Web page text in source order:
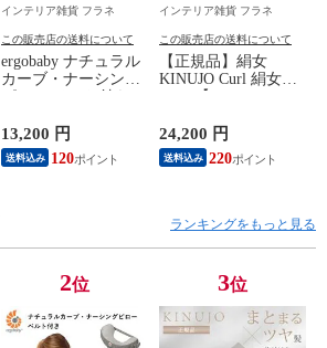
インテリア雑貨 フラネ
この販売店の送料について
ergobaby ナチュラル
カーブ・ナーシング
ベビー 授乳枕 授乳
クッション 授乳クッ
ション 授乳 エルゴ
13,200 円
送料込み 120
インテリア雑貨 フラネ
この販売店の送料について
【正規品】絹女
KINUJO Curl 絹女カ
ロン ヘアアイロン
最高200℃ シルクプ
レート 高速 高温 コ
ジョツヤ髪 海外対応
24,200 円
送料込み 220
ランキングをもっと見る
2位 3位